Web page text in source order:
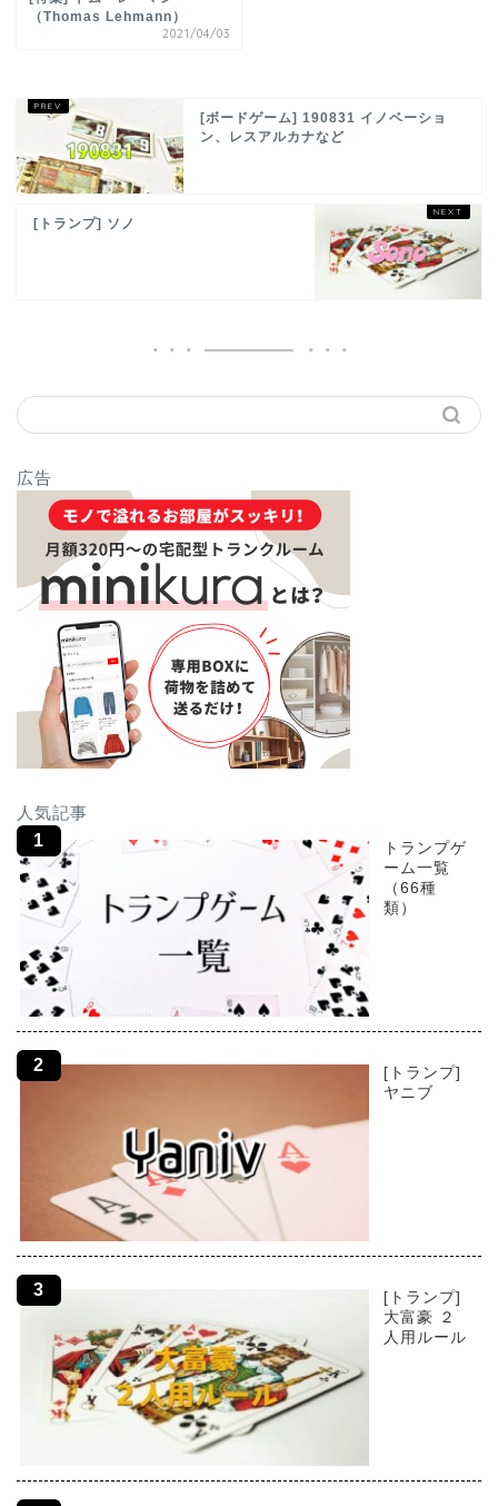
（Thomas Lehmann）
2021/04/03
[ボードゲーム] 190831 イノベーショ
ン、レスアルカナなど
[トランプ] ソノ
広告
人気記事
トランプゲ
ーム一覧
（66種
類）
[トランプ]
ヤニブ
[トランプ]
大富豪 ２
人用ルール